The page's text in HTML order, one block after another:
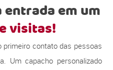
em um
visitas!
primeiro contato das pessoas
Um capacho personalizado